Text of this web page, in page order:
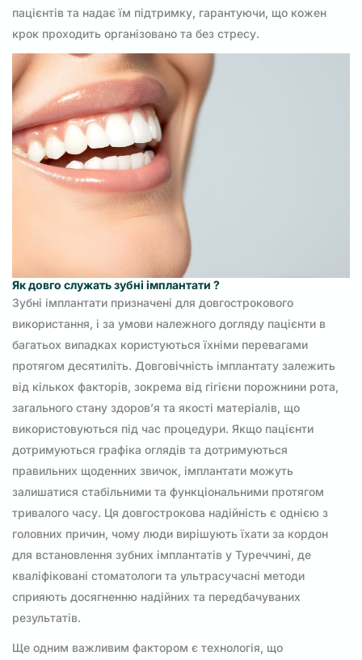
пацієнтів та надає їм підтримку, гарантуючи, що кожен
крок проходить організовано та без стресу.
Як довго служать зубні імплантати ?
Зубні імплантати призначені для довгострокового
використання, і за умови належного догляду пацієнти в
багатьох випадках користуються їхніми перевагами
протягом десятиліть. Довговічність імплантату залежить
від кількох факторів, зокрема від гігієни порожнини рота,
загального стану здоров’я та якості матеріалів, що
використовуються під час процедури. Якщо пацієнти
дотримуються графіка оглядів та дотримуються
правильних щоденних звичок, імплантати можуть
залишатися стабільними та функціональними протягом
тривалого часу. Ця довгострокова надійність є однією з
головних причин, чому люди вирішують їхати за кордон
для встановлення зубних імплантатів у Туреччині, де
кваліфіковані стоматологи та ультрасучасні методи
сприяють досягненню надійних та передбачуваних
результатів.
Ще одним важливим фактором є технологія, що